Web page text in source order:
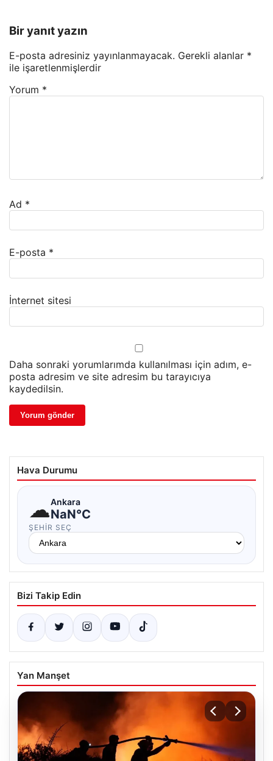
Bir yanıt yazın
E-posta adresiniz yayınlanmayacak. Gerekli alanlar *
ile işaretlenmişlerdir
Yorum *
Ad *
E-posta *
İnternet sitesi
Daha sonraki yorumlarımda kullanılması için adım, e-
posta adresim ve site adresim bu tarayıcıya
kaydedilsin.
Hava Durumu
☁Ankara
NaN°C
ŞEHIR SEÇ
Bizi Takip Edin
Yan Manşet